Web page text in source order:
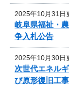
2025年10月31日
岐阜県福祉・
争入札公告
2025年10月30日
次世代エネル
び原形復旧工